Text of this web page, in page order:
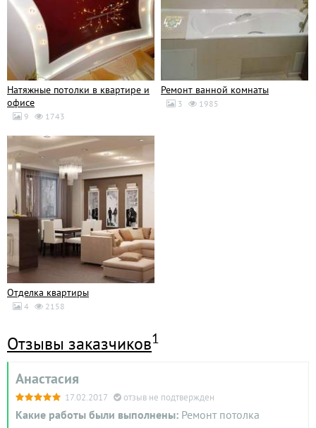
ООО СТК «Миг» занимается как типовым, так и
индивидуальным строительством коттеджей, загородных
домов, зданий и сооружений. Строительство коттеджей
тщательно контролируется на каждой стадии.
Натяжные потолки в квартире и
офисе
9 1743
Ремонт ванной комнаты
3 1985
Отделка квартиры
4 2158
Отзывы заказчиков1
Анастасия
17.02.2017 отзыв не подтвержден
Какие работы были выполнены: Ремонт потолка